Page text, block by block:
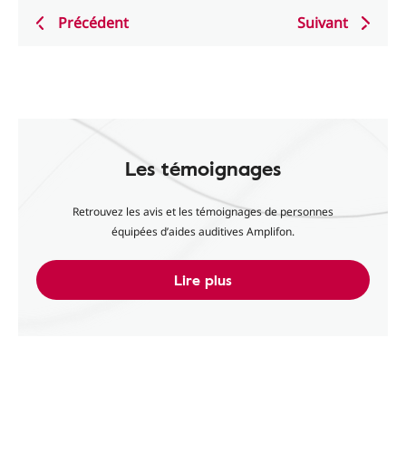
Précédent Suivant
Les témoignages
Retrouvez les avis et les témoignages de personnes
équipées d’aides auditives Amplifon.
Lire plus